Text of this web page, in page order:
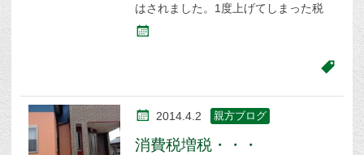
はされました。1度上げてしまった税
2014.4.2 親方ブログ
消費税増税・・・